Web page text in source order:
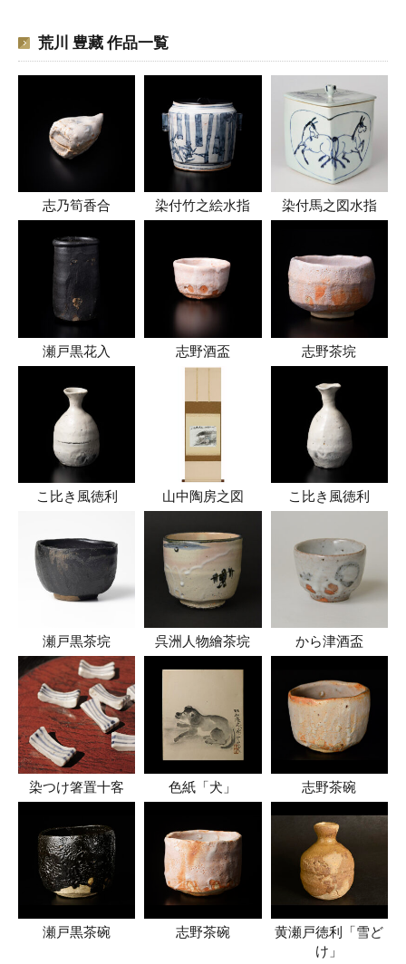
荒川 豊藏 作品一覧
志乃筍香合 染付竹之絵水指 染付馬之図水指
瀬戸黒花入 志野酒盃 志野茶垸
こ比き風徳利 山中陶房之図 こ比き風徳利
瀬戸黒茶垸 呉洲人物繪茶垸 から津酒盃
染つけ箸置十客 色紙「犬」 志野茶碗
瀬戸黒茶碗 志野茶碗
黄瀬戸徳利「雪ど
け」